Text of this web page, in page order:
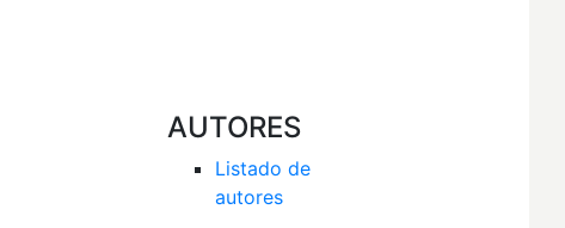
AUTORES
Listado de
autores